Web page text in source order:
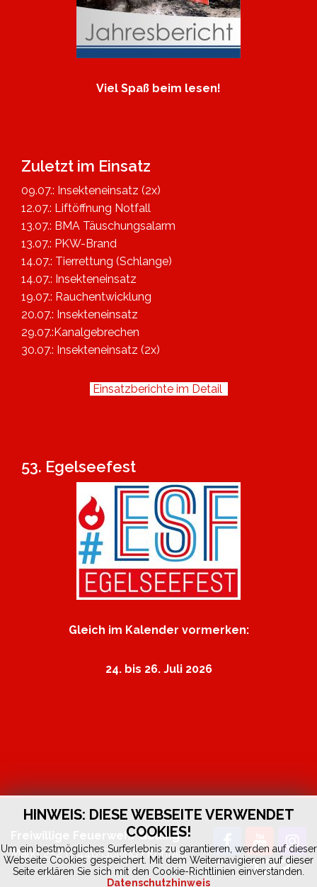
Viel Spaß beim lesen!
Zuletzt im Einsatz
09.07.: Insekteneinsatz (2x)
12.07.: Liftöffnung Notfall
13.07.: BMA Täuschungsalarm
13.07.: PKW-Brand
14.07.: Tierrettung (Schlange)
14.07.: Insekteneinsatz
19.07.: Rauchentwicklung
20.07.: Insekteneinsatz
29.07.:Kanalgebrechen
30.07.: Insekteneinsatz (2x)
Einsatzberichte im Detail
53. Egelseefest
Gleich im Kalender vormerken:
24. bis 26. Juli 2026
HINWEIS: DIESE WEBSEITE VERWENDET
COOKIES!
Um ein bestmögliches Surferlebnis zu garantieren, werden auf dieser
Webseite Cookies gespeichert. Mit dem Weiternavigieren auf dieser
Seite erklären Sie sich mit den Cookie-Richtlinien einverstanden.
Datenschutzhinweis
Freiwillige Feuerwehr Golling
Markt 252 | 5440 Golling |Kontakt 122
byfedia.at